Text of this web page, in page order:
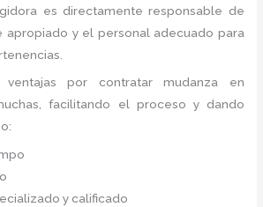
es directamente responsable de
apropiado y el personal adecuado para
por contratar mudanza en
facilitando el proceso y dando
y calificado